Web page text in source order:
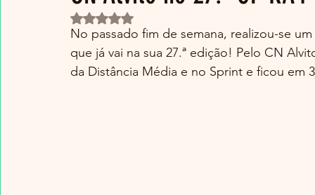
Avaliado com NaN de 5 estrelas.
No passado fim de semana, realizou-se
que já vai na sua 27.ª edição! Pelo CN
da Distância Média e no Sprint e ficou em